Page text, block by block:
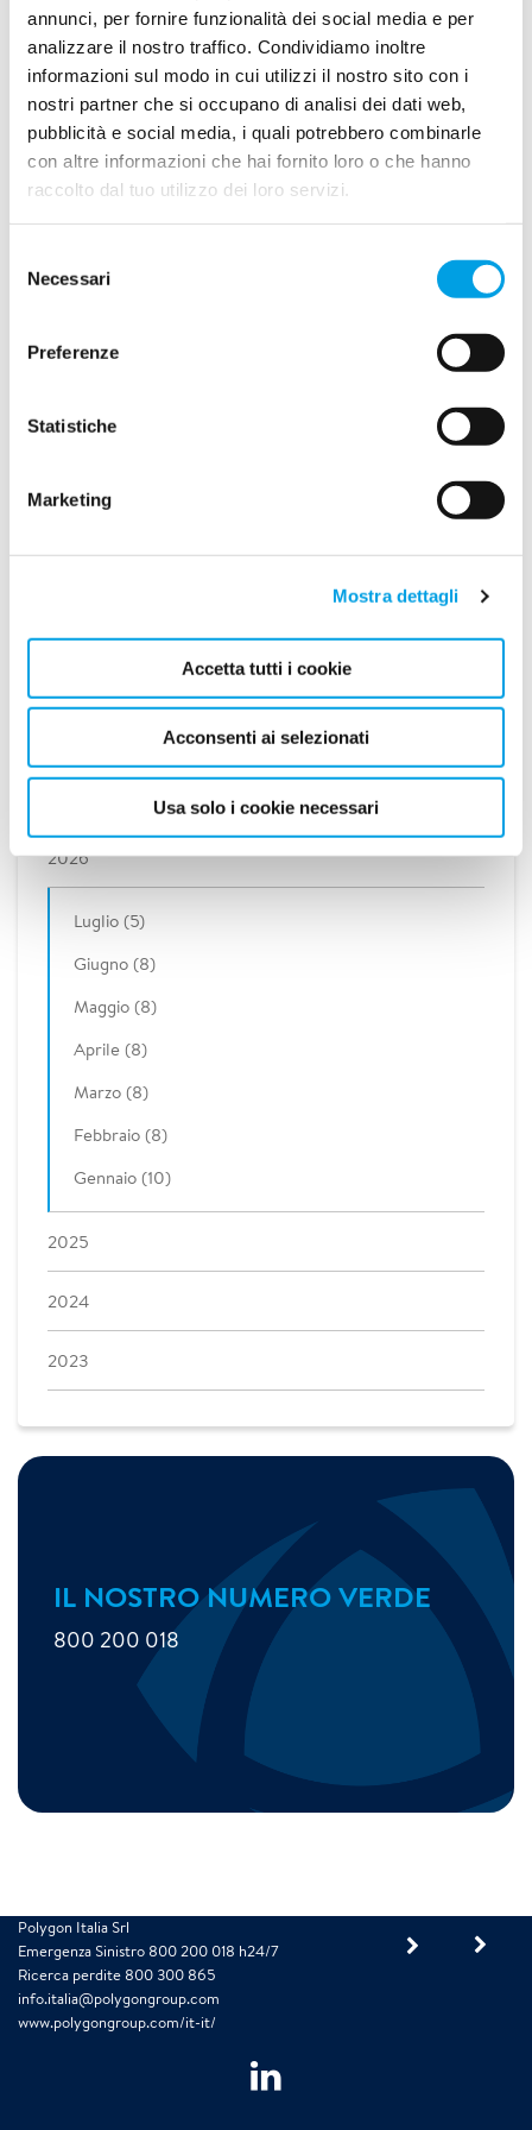
annunci, per fornire funzionalità dei social media e per
analizzare il nostro traffico. Condividiamo inoltre
informazioni sul modo in cui utilizzi il nostro sito con i
nostri partner che si occupano di analisi dei dati web,
pubblicità e social media, i quali potrebbero combinarle
con altre informazioni che hai fornito loro o che hanno
raccolto dal tuo utilizzo dei loro servizi.
delNecessari
Preferenze
Statistiche
Marketing
Mostra dettagli
Accetta tutti i cookie
Acconsenti ai selezionati
Usa solo i cookie necessari
LEGGI DI PIÙ
ENEA presenta CIPCast 5.0
06/03/2026
Il software innovativo per gestire emergenze da eventi
nuova versione rafforza la resilienza delle infrastrutture
1 2
2026
Luglio (5)
Giugno (8)
Maggio (8)
Aprile (8)
Marzo (8)
Febbraio (8)
Gennaio (10)
2025
2024
2023
IL NOSTRO NUMERO VERDE
800 200 018
Polygon Italia Srl
Emergenza Sinistro 800 200 018 h24/7
Ricerca perdite 800 300 865
info.italia@polygongroup.com
www.polygongroup.com/it-it/